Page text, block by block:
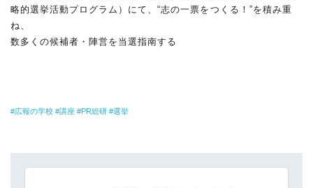
略的選挙活動プログラム）にて、“志の一票をつくる！”を積み重
ね、
数多くの候補者・陣営を当選指南する
広報の学校 講座 PR総研 選挙